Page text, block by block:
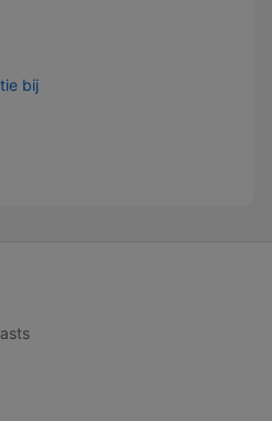
bij